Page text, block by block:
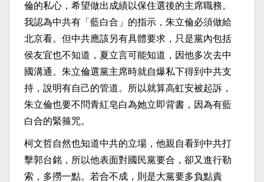
倫的私心，希望做出成績以保住選後的主席職務。
我認為中共有「藍白合」的指示，朱立倫必須做給
北京看。但中共應該另有具體要求，只是黨內包括
侯友宜也不知道，夏立言可能知道，因他多次去中
國溝通。朱立倫選黨主席時就自爆私下得到中共支
持，說明有自己的管道。所以就算高虹安被起訴，
朱立倫也要不問青紅皂白為她立即背書，因為有藍
白合的緊箍咒。
柯文哲自然也知道中共的立場，他親自看到中共打
擊郭台銘，所以他表面對國民黨要合，卻又進行勒
索，多撈一點。若合不成，則是大黨要多負點責